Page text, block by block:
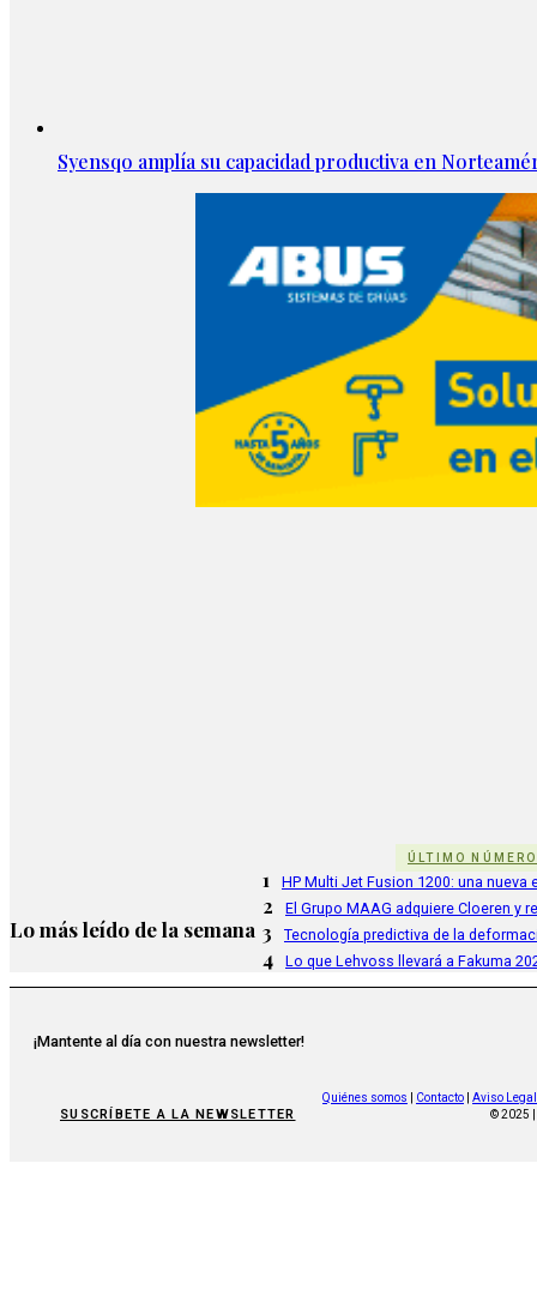
Syensqo amplía su capacidad productiva en
ÚLTIMO NÚMERO
Lo más leído de la semana
1 HP Multi Jet Fusion 1200: una
2 El Grupo MAAG adquiere Cloeren
3 Tecnología predictiva de la
4 Lo que Lehvoss llevará a Fakuma
¡Mantente al día con nuestra newsletter!
SUSCRÍBETE A LA NEWSLETTER
Quiénes somos Contacto
Aviso Legal
© 2025